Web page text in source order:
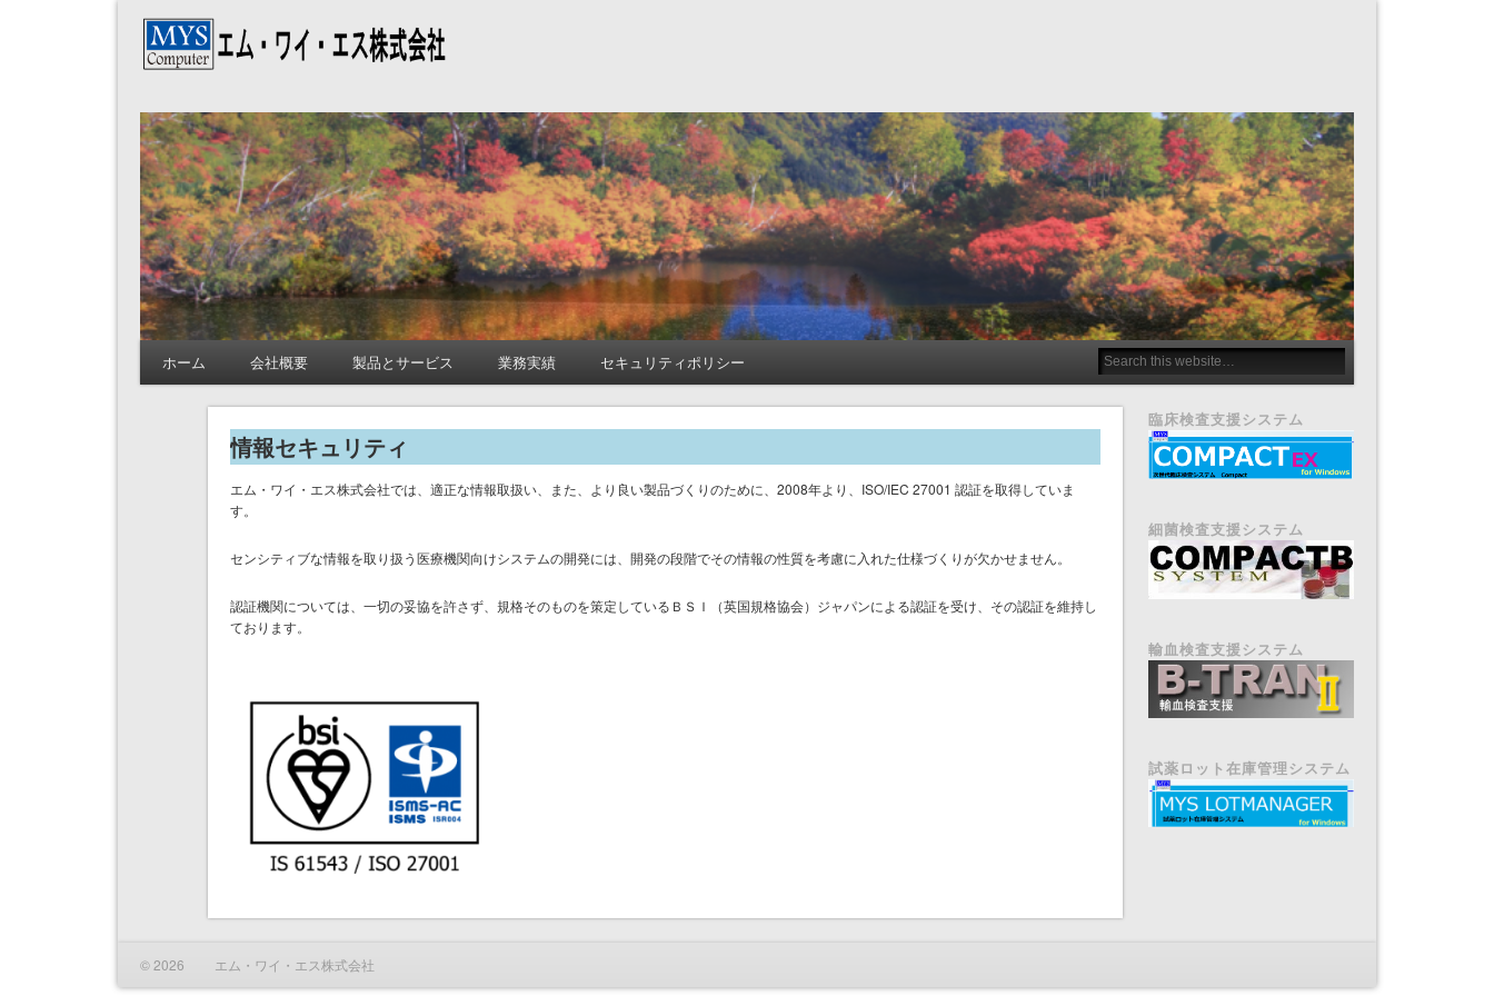
エム・ワイ・エス株式会社
ホーム 会社概要 製品とサービス 業務実績 セキュリティポリシー
情報セキュリティ
エム・ワイ・エス株式会社では、適正な情報取扱い、また、より良い製品づくりのために、2008年より、ISO/IEC 27001 認証を取得していま
す。
センシティブな情報を取り扱う医療機関向けシステムの開発には、開発の段階でその情報の性質を考慮に入れた仕様づくりが欠かせません。
認証機関については、一切の妥協を許さず、規格そのものを策定しているＢＳＩ（英国規格協会）ジャパンによる認証を受け、その認証を維持し
ております。
臨床検査支援システム
細菌検査支援システム
輸血検査支援システム
試薬ロット在庫管理システム
© 2026 エム・ワイ・エス株式会社